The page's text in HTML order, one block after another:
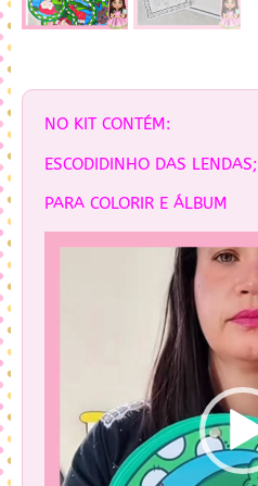
NO KIT CONTÉM:
ESCODIDINHO DAS LENDAS;
PARA COLORIR E ÁLBUM